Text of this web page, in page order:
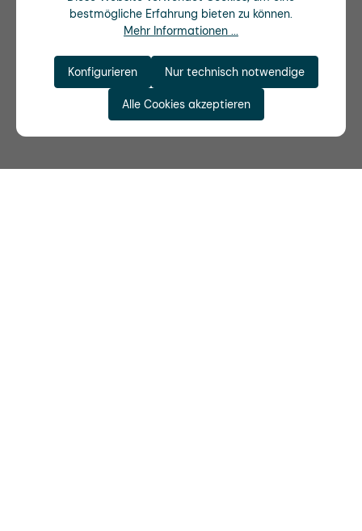
bestmögliche Erfahrung bieten zu können.
Mehr Informationen ...
Nur technisch notwendige
Konfigurieren
Alle Cookies akzeptieren